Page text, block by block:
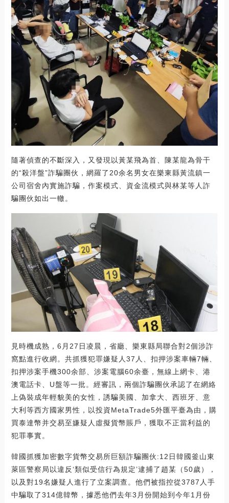
隨著偵查的不斷深入，又發現以黃某飛為首、陳某龍為骨干
的“殺洋盤”詐騙團伙，網羅了20余名男女在樂東縣黃流鎮一
公司宿舍內實施詐騙，作案模式、資金流模式與林某等人詐
騙團伙如出一轍。
見時機成熟，6月27日凌晨，省廳、樂東縣局聯合對2個涉詐
窩點進行收網。共抓獲犯罪嫌疑人37人、扣押涉案車輛7輛、
扣押涉案手機300余部、涉案電腦60余臺，無線上網卡、港
澳電話卡、U盤等一批。經審訊，兩個詐騙團伙承認了在網絡
上偽裝成年輕貌美的女性，誘騙美國、加拿大、西班牙、意
大利等西方國家男性，以投資MetaTrade5外匯平臺為由，購
買泰達幣并交易至嫌疑人虛擬貨幣賬戶，獲取不正當利益的
犯罪事實。
韓國抓獲加密數字貨幣交易所巨額詐騙團伙:12日韓國釜山東
萊區警察局以違反‘類似受信行為規定’逮捕了趙某（50歲），
以及對19名嫌疑人進行了立案調查。他們被指控從3787人手
中騙取了314億韓幣，據悉他們去年3月份開始到今年1月份